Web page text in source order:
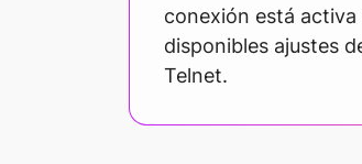
conexión está
disponibles ajustes
Telnet.